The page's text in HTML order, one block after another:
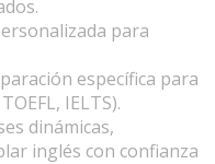
para
específica para
IELTS).
dinámicas,
inglés con confianza